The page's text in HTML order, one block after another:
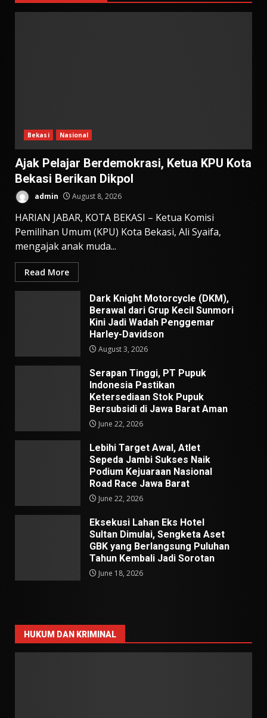
Bekasi Nasional
Ajak Pelajar Berdemokrasi, Ketua KPU Kota
Bekasi Berikan Dikpol
admin August 8, 2026
HARIAN JABAR, KOTA BEKASI – Ketua Komisi
Pemilihan Umum (KPU) Kota Bekasi, Ali Syaifa,
mengajak anak muda...
Read More
Dark Knight Motorcycle (DKM),
Berawal dari Grup Kecil Sunmori
Kini Jadi Wadah Penggemar
Harley-Davidson
August 3, 2026
Serapan Tinggi, PT Pupuk
Indonesia Pastikan
Ketersediaan Stok Pupuk
Bersubsidi di Jawa Barat Aman
June 22, 2026
Lebihi Target Awal, Atlet
Sepeda Jambi Sukses Naik
Podium Kejuaraan Nasional
Road Race Jawa Barat
June 22, 2026
Eksekusi Lahan Eks Hotel
Sultan Dimulai, Sengketa Aset
GBK yang Berlangsung Puluhan
Tahun Kembali Jadi Sorotan
June 18, 2026
HUKUM DAN KRIMINAL